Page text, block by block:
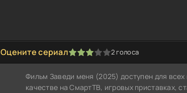
Оцените сериал
1 2 3 4 5 2 голоса
Фильм Заведи меня (2025) доступен для
качестве на СмартТВ, игровых приставках,